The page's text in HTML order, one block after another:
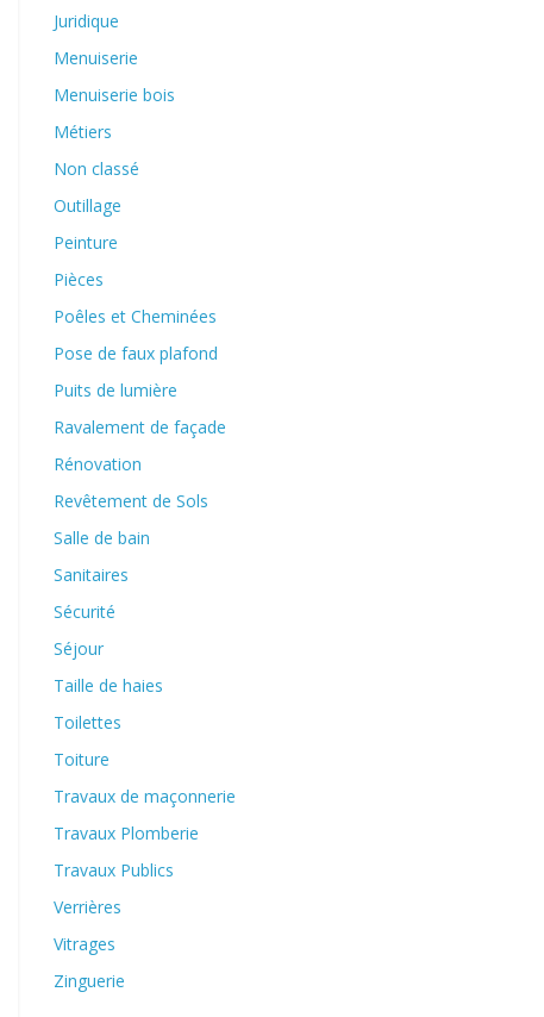
Juridique
Menuiserie
Menuiserie bois
Métiers
Non classé
Outillage
Peinture
Pièces
Poêles et Cheminées
Pose de faux plafond
Puits de lumière
Ravalement de façade
Rénovation
Revêtement de Sols
Salle de bain
Sanitaires
Sécurité
Séjour
Taille de haies
Toilettes
Toiture
Travaux de maçonnerie
Travaux Plomberie
Travaux Publics
Verrières
Vitrages
Zinguerie